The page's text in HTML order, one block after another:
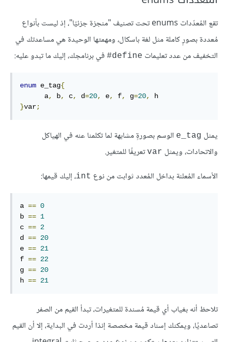
تقع المُعدّدات enums تحت تصنيف "منجزة جزئيًا"، إذ ليست بأنواع
مُعددة بصورٍ كاملة مثل لغة باسكال، ومهمتها الوحيدة هي مساعدتك في
التخفيف من عدد تعليمات ‎#define في برنامجك، إليك ما تبدو عليه:
enum e_tag{
      a
, b, c, d=20, e, f, g=20,
}var;
يمثل e_tag الوسم بصورةٍ مشابهة لما تكلمنا عنه في الهياكل
والاتحادات، ويمثل var تعريفًا للمتغير.
الأسماء المُعلنة بداخل المُعدد ثوابت من نوع int، إليك قيمها:
a == 0
b == 1
c == 2
d == 20
e == 21
f == 22
g == 20
h == 21
تلاحظ أنه بغياب أي قيمة مُسندة للمتغيرات، تبدأ القيم من الصفر
تصاعديًا، ويمكنك إسناد قيمة مخصصة إنذا أردت في البداية، إلا أن القيم